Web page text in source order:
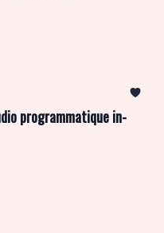
programmatique in-